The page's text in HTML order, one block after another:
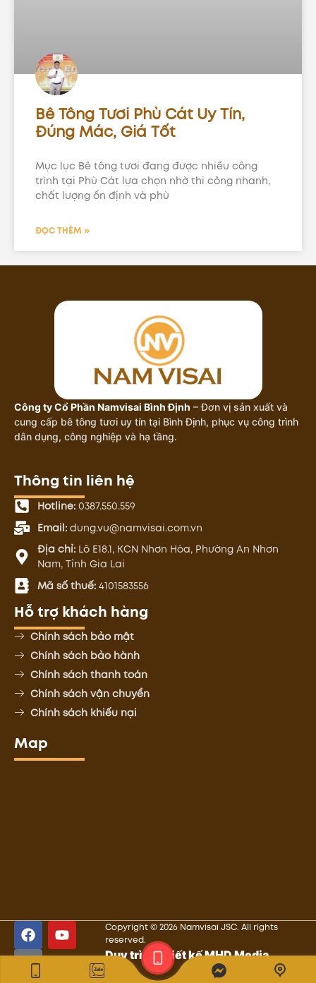
Bê Tông Tươi Phù Cát Uy Tín,
Đúng Mác, Giá Tốt
Mục lục Bê tông tươi đang được nhiều công
trình tại Phù Cát lựa chọn nhờ thi công nhanh,
chất lượng ổn định và phù
ĐỌC THÊM »
Công ty Cổ Phần Namvisai Bình Định – Đơn vị sản xuất và
cung cấp bê tông tươi uy tín tại Bình Định, phục vụ công trình
dân dụng, công nghiệp và hạ tầng.
Thông tin liên hệ
Hotline:0387.550.559
Email:dung.vu@namvisai.com.vn
Địa chỉ:Lô E18.1, KCN Nhơn Hòa, Phường An Nhơn
Nam, Tỉnh Gia Lai
Mã số thuế:4101583556
Hỗ trợ khách hàng
Chính sách bảo mật
Chính sách bảo hành
Chính sách thanh toán
Chính sách vận chuyển
Chính sách khiếu nại
Map
Copyright © 2026 Namvisai JSC. All rights
reserved.
Duy trì và thiết kế MHD Media